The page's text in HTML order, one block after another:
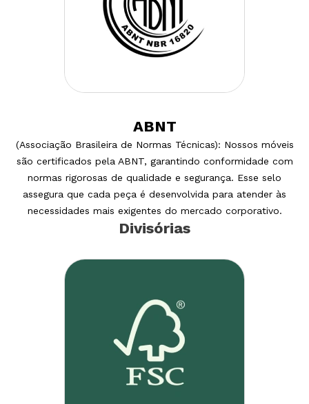
ABNT
(Associação Brasileira de Normas Técnicas): Nossos móveis
são certificados pela ABNT, garantindo conformidade com
normas rigorosas de qualidade e segurança. Esse selo
assegura que cada peça é desenvolvida para atender às
necessidades mais exigentes do mercado corporativo.